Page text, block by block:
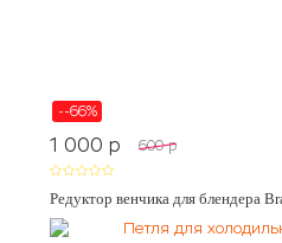
--66%
1 000 p 600 p
Редуктор венчика для блендера